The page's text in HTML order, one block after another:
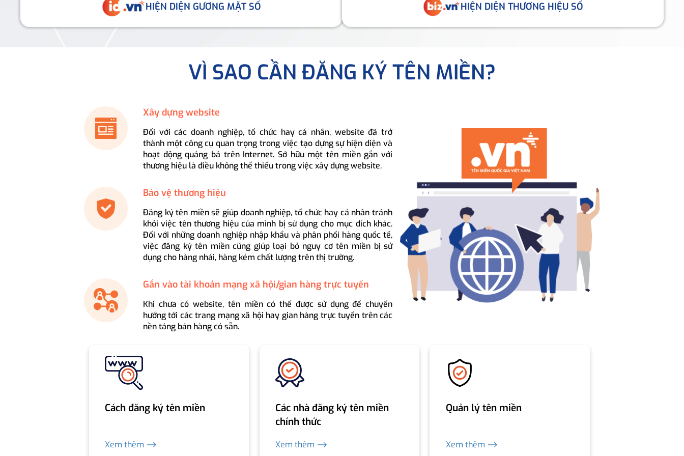
HIỆN DIỆN GƯƠNG MẶT SỐ HIỆN DIỆN THƯƠNG HIỆU SỐ
VÌ SAO CẦN ĐĂNG KÝ TÊN MIỀN?
Xây dựng website
Đối với các doanh nghiệp, tổ chức hay cá nhân, website đã trở
thành một công cụ quan trọng trong việc tạo dựng sự hiện diện và
hoạt động quảng bá trên Internet. Sở hữu một tên miền gắn với
thương hiệu là điều không thể thiếu trong việc xây dựng website.
Bảo vệ thương hiệu
Đăng ký tên miền sẽ giúp doanh nghiệp, tổ chức hay cá nhân tránh
khỏi việc tên thương hiệu của mình bị sử dụng cho mục đích khác.
Đối với những doanh nghiệp nhập khẩu và phân phối hàng quốc tế,
việc đăng ký tên miền cũng giúp loại bỏ nguy cơ tên miền bị sử
dụng cho hàng nhái, hàng kém chất lượng trên thị trường.
Gắn vào tài khoản mạng xã hội/gian hàng trực tuyến
Khi chưa có website, tên miền có thể được sử dụng để chuyển
hướng tới các trang mạng xã hội hay gian hàng trực tuyến trên các
nền tảng bán hàng có sẵn.
Cách đăng ký tên miền
Xem thêm ⟶
Các nhà đăng ký tên miền
chính thức
Xem thêm ⟶
Quản lý tên miền
Xem thêm ⟶